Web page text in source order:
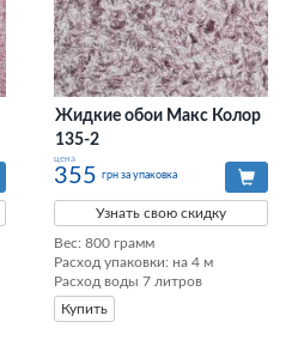
Жидкие обои Макс Колор
135-2
цена
355 грн за упаковка
Узнать свою скидку
Вес: 800 грамм
Расход упаковки: на 4 м
Расход воды 7 литров
Купить